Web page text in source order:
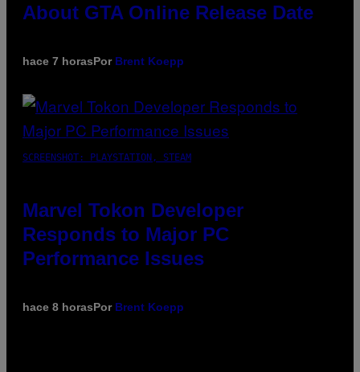
About GTA Online Release Date
hace 7 horasPor Brent Koepp
SCREENSHOT: PLAYSTATION, STEAM
Marvel Tokon Developer
Responds to Major PC
Performance Issues
hace 8 horasPor Brent Koepp